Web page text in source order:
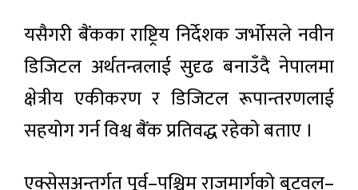
यसैगरी बैंकका राष्ट्रिय निर्देशक जर्भोसले नवीन
डिजिटल अर्थतन्त्रलाई सुदृढ बनाउँदै नेपालमा
क्षेत्रीय एकीकरण र डिजिटल रूपान्तरणलाई
सहयोग गर्न विश्व बैंक प्रतिवद्ध रहेको बताए ।